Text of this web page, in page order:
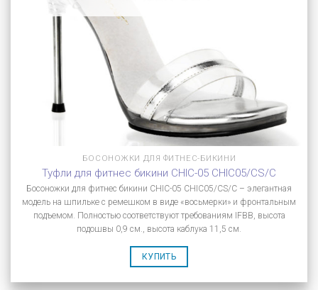
БОСОНОЖКИ ДЛЯ ФИТНЕС-БИКИНИ
Туфли для фитнес бикини CHIC-05 CHIC05/CS/C
Босоножки для фитнес бикини CHIC-05 CHIC05/CS/C – элегантная
модель на шпильке с ремешком в виде «восьмерки» и фронтальным
подъемом. Полностью соответствуют требованиям IFBB, высота
подошвы 0,9 см., высота каблука 11,5 см.
КУПИТЬ